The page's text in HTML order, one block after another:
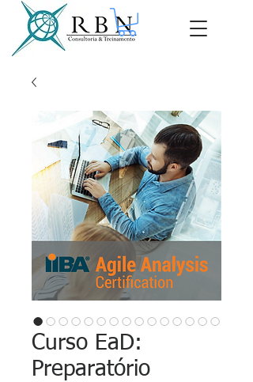
Curso EaD:
Preparatório